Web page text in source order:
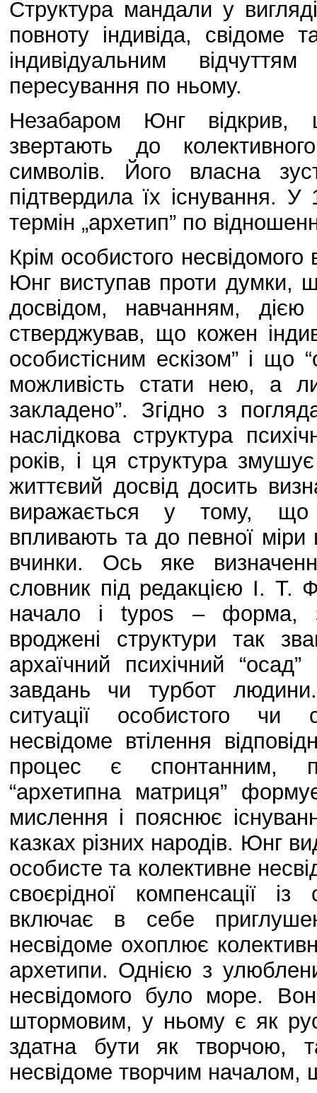
Структура мандали у
повноту індивіда, свідоме
індивідуальним
пересування по ньому.
Незабаром Юнг відкрив,
звертають до
символів. Його власна
підтвердила їх існування.
термін „архетип” по
Крім особистого
Юнг виступав проти думки,
досвідом, навчанням,
стверджував, що кожен
особистісним ескізом” і
можливість стати нею, а
закладено”. Згідно з
наслідкова структура
років, і ця структура
життєвий досвід досить
виражається у тому, що
впливають та до певної
вчинки. Ось яке
словник під редакцією І. Т.
начало і typos – форма,
вроджені структури так
архаїчний психічний
завдань чи турбот
ситуації особистого чи
несвідоме втілення
процес є спонтанним,
“архетипна матриця”
мислення і пояснює
казках різних народів. Юнг
особисте та колективне
своєрідної компенсації
включає в себе
несвідоме охоплює
архетипи. Однією з
несвідомого було море.
штормовим, у ньому є як
здатна бути як творчою,
несвідоме творчим началом,